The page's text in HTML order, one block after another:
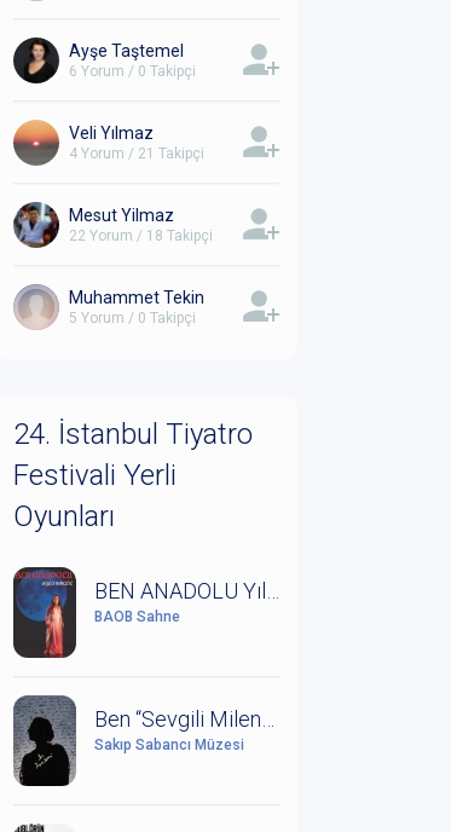
Ayşe Taştemel
6 Yorum / 0 Takipçi
Veli Yılmaz
4 Yorum / 21 Takipçi
Mesut Yilmaz
22 Yorum / 18 Takipçi
Muhammet Tekin
5 Yorum / 0 Takipçi
24. İstanbul Tiyatro
Festivali Yerli
Oyunları
BAOB Sahne
Sakıp Sabancı Müzesi